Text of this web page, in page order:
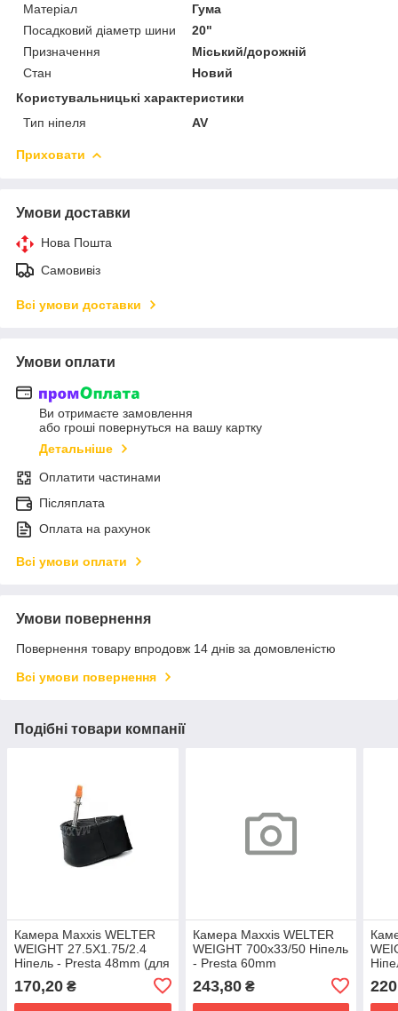
Матеріал
Гума
Посадковий діаметр шини
20"
Призначення
Міський/дорожній
Стан
Новий
Користувальницькі характеристики
Тип ніпеля
AV
Приховати
Умови доставки
Нова Пошта
Самовивіз
Всі умови доставки
Умови оплати
Ви отримаєте замовлення
або гроші повернуться на вашу картку
Детальніше
Оплатити частинами
Післяплата
Оплата на рахунок
Всі умови оплати
Умови повернення
Повернення товару впродовж 14 днів за домовленістю
Всі умови повернення
Подібні товари компанії
Камера Maxxis WELTER
WEIGHT 27.5X1.75/2.4
Ніпель - Presta 48mm (для
пакування)
170,20 ₴
Камера Maxxis WELTER
WEIGHT 700x33/50 Ніпель
- Presta 60mm
243,80₴